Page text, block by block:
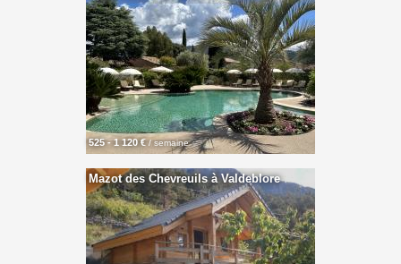
525 - 1 120 €/ semaine
Mazot des Chevreuils à Valdeblore